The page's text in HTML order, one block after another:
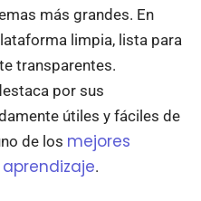
más grandes. En
limpia, lista para
transparentes.
por sus
útiles y fáciles de
de los mejores
.